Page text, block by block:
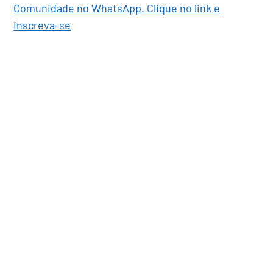
Comunidade no WhatsApp. Clique no link e
inscreva-se